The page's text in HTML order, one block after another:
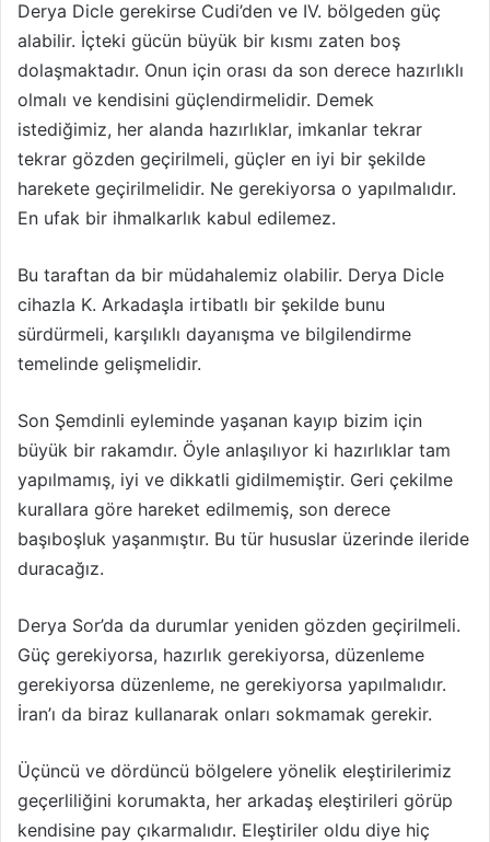
Derya Dicle gerekirse Cudi’den ve IV. bölgeden güç
alabilir. İçteki gücün büyük bir kısmı zaten boş
dolaşmaktadır. Onun için orası da son derece hazırlıklı
olmalı ve kendisini güçlendirmelidir. Demek
istediğimiz, her alanda hazırlıklar, imkanlar tekrar
tekrar gözden geçirilmeli, güçler en iyi bir şekilde
harekete geçirilmelidir. Ne gerekiyorsa o yapılmalıdır.
En ufak bir ihmalkarlık kabul edilemez.
Bu taraftan da bir müdahalemiz olabilir. Derya Dicle
cihazla K. Arkadaşla irtibatlı bir şekilde bunu
sürdürmeli, karşılıklı dayanışma ve bilgilendirme
temelinde gelişmelidir.
Son Şemdinli eyleminde yaşanan kayıp bizim için
büyük bir rakamdır. Öyle anlaşılıyor ki hazırlıklar tam
yapılmamış, iyi ve dikkatli gidilmemiştir. Geri çekilme
kurallara göre hareket edilmemiş, son derece
başıboşluk yaşanmıştır. Bu tür hususlar üzerinde ileride
duracağız.
Derya Sor’da da durumlar yeniden gözden geçirilmeli.
Güç gerekiyorsa, hazırlık gerekiyorsa, düzenleme
gerekiyorsa düzenleme, ne gerekiyorsa yapılmalıdır.
İran’ı da biraz kullanarak onları sokmamak gerekir.
Üçüncü ve dördüncü bölgelere yönelik eleştirilerimiz
geçerliliğini korumakta, her arkadaş eleştirileri görüp
kendisine pay çıkarmalıdır. Eleştiriler oldu diye hiç